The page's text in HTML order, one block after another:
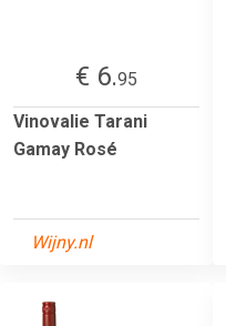
€ 6.95
Vinovalie Tarani
Gamay Rosé
Wijny.nl